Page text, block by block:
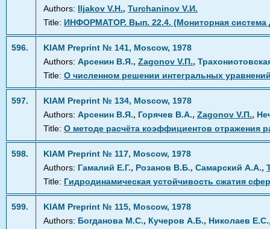
Authors:
Iljakov V.Н., Turchaninov V.И.
Title: ИНФОРМАТОР. Вып. 22.4. (Мониторная
596.
KIAM Preprint № 141, Moscow, 1978
Authors: Арсенин В.Я., Zagonov V.П.,
Title: О численном решении интегральных
597.
KIAM Preprint № 134, Moscow, 1978
Authors: Арсенин В.Я., Горячев В.А., Zagonov V.П.,
Title: О методе расчёта коэффициентов отражения
598.
KIAM Preprint № 117, Moscow, 1978
Authors: Гамалий Е.Г., Розанов В.Б., Самарский А.А.,
Title: Гидродинамическая устойчивость сжатия
599.
KIAM Preprint № 115, Moscow, 1978
Authors: Богданова М.С., Кучеров А.Б., Николаев Е.С.